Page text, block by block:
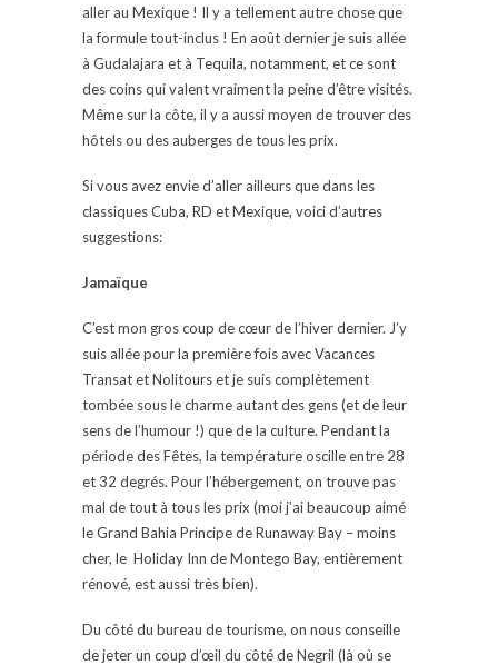
aller au Mexique ! Il y a tellement autre chose que
la formule tout-inclus ! En août dernier je suis allée
à Gudalajara et à Tequila, notamment, et ce sont
des coins qui valent vraiment la peine d’être visités.
Même sur la côte, il y a aussi moyen de trouver des
hôtels ou des auberges de tous les prix.
Si vous avez envie d’aller ailleurs que dans les
classiques Cuba, RD et Mexique, voici d’autres
suggestions:
Jamaïque
C’est mon gros coup de cœur de l’hiver dernier. J’y
suis allée pour la première fois avec Vacances
Transat et Nolitours et je suis complètement
tombée sous le charme autant des gens (et de leur
sens de l’humour !) que de la culture. Pendant la
période des Fêtes, la température oscille entre 28
et 32 degrés. Pour l’hébergement, on trouve pas
mal de tout à tous les prix (moi j’ai beaucoup aimé
le Grand Bahia Principe de Runaway Bay – moins
cher, le Holiday Inn de Montego Bay, entièrement
rénové, est aussi très bien).
Du côté du bureau de tourisme, on nous conseille
de jeter un coup d’œil du côté de Negril (là où se